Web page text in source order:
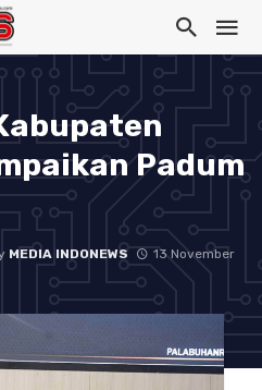
Padum
MEDIA INDONEWS
13 November